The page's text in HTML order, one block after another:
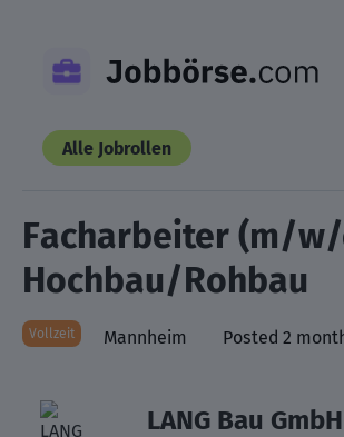
content
Alle Jobrollen
Facharbeiter (m/
Hochbau/Rohbau
Vollzeit Mannheim Posted 2
LANG Bau